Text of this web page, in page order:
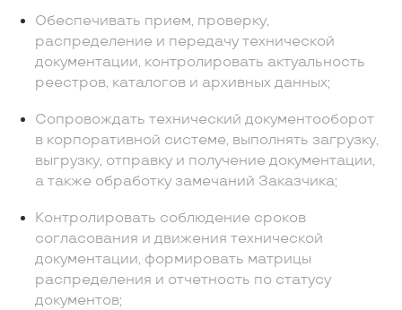
Обеспечивать прием, проверку,
распределение и передачу технической
документации, контролировать актуальность
реестров, каталогов и архивных данных;
Сопровождать технический документооборот
в корпоративной системе, выполнять загрузку,
выгрузку, отправку и получение документации,
а также обработку замечаний Заказчика;
Контролировать соблюдение сроков
согласования и движения технической
документации, формировать матрицы
распределения и отчетность по статусу
документов;